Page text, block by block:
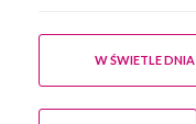
W ŚWIETLE DNIA